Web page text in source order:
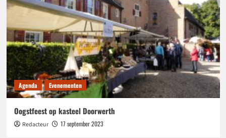
Agenda Evenementen
Oogstfeest op kasteel Doorwerth
Redacteur 17 september 2023